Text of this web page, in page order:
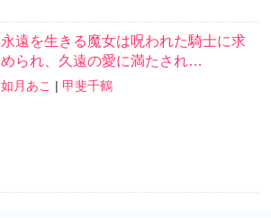
永遠を生きる魔女は呪われた騎士に求
められ、久遠の愛に満たされ…
如月あこ | 甲斐千鶴